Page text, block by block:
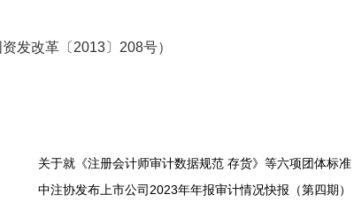
改革〔2013〕208号）
关于就《注册会计师审计数据规范 存货》等六项团体标准
中注协发布上市公司2023年年报审计情况快报（第四期）